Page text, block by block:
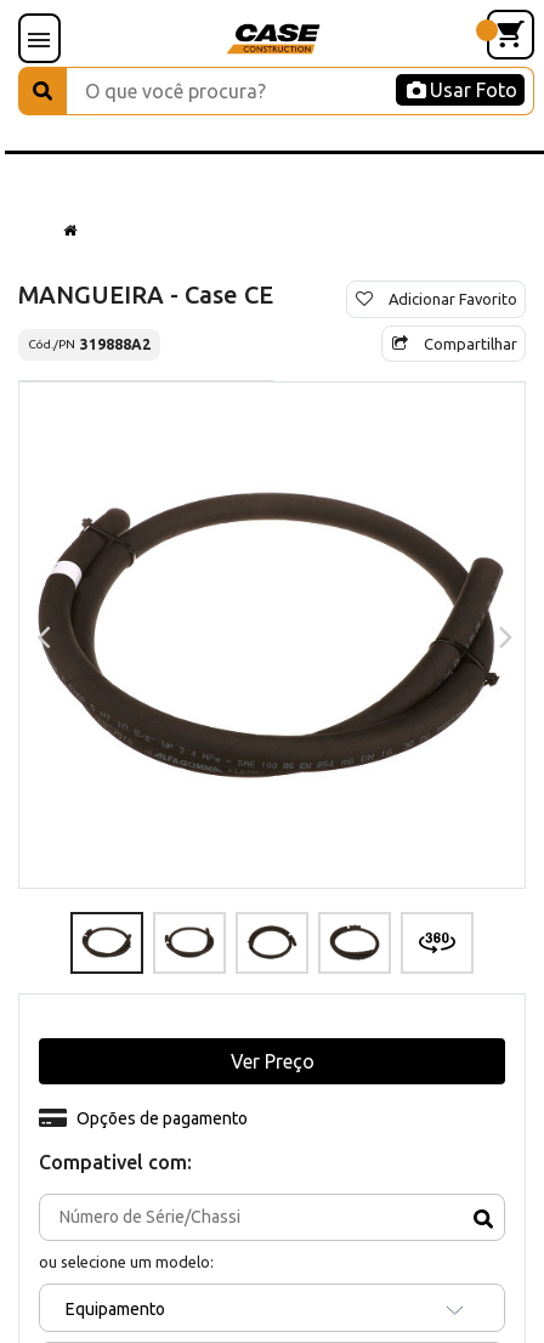
Usar Foto
MANGUEIRA - Case CE
Cód./PN 319888A2
Adicionar Favorito
Compartilhar
Compativel com:
ou selecione um modelo:
Equipamento
Opções de pagamento
Ver Preço